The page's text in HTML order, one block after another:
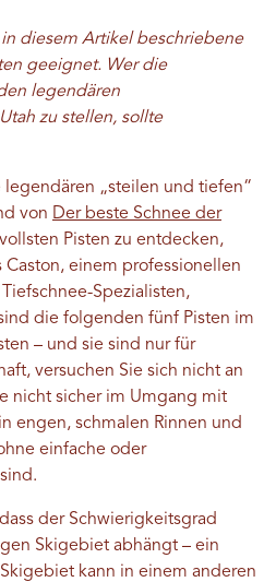
diesem Artikel beschriebene
geeignet. Wer die
legendären
zu stellen, sollte
legendären „steilen und tiefen“
von Der beste Schnee der
Pisten zu entdecken,
Caston, einem professionellen
Spezialisten,
die folgenden fünf Pisten im
– und sie sind nur für
versuchen Sie sich nicht an
nicht sicher im Umgang mit
engen, schmalen Rinnen und
einfache oder
der Schwierigkeitsgrad
Skigebiet abhängt – ein
kann in einem anderen